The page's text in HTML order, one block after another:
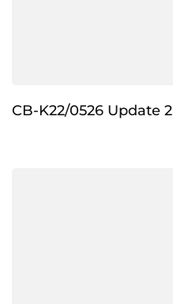
CB-K22/0526 Update 2